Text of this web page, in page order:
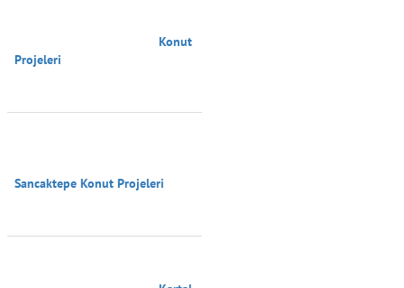
Projeleri
Sancaktepe Konut Projeleri